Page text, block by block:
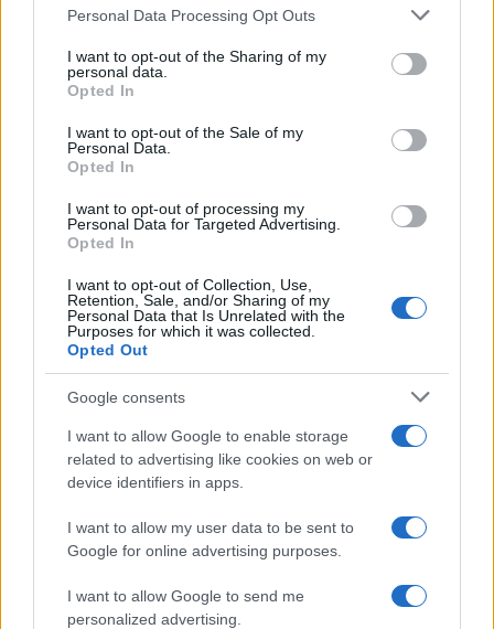
Please note that this website/app uses one or more Google
not limited to your visit or usage behaviour. You may click to
grant or deny consent to Google and its third-party tags to
use your data for below specified purposes in below Google
consent section.
Personal Data Processing Opt Outs
I want to opt-out of the Sharing of my
personal data.
Opted In
I want to opt-out of the Sale of my
Personal Data.
Opted In
I want to opt-out of processing my
Personal Data for Targeted Advertising.
Opted In
I want to opt-out of Collection, Use,
Retention, Sale, and/or Sharing of my
Personal Data that Is Unrelated with the
Purposes for which it was collected.
Opted Out
Google consents
I want to allow Google to enable storage
related to advertising like cookies on web or
device identifiers in apps.
I want to allow my user data to be sent to
Google for online advertising purposes.
I want to allow Google to send me
personalized advertising.
A lakosságra is fontos szerep hárul a
szúnyoginvázió elkerülésében
Országos hírek
Miért éri meg Afrikában utat építeni?
Minden, amit a GED Afrika projektről
tudni kell
Kultúra
Kihívások labirintusában
Országos hírek
Túlfogyasztás napja - július 30-ra
felhasználta az emberiség a Föld egész
évre elegendő erőforrásait